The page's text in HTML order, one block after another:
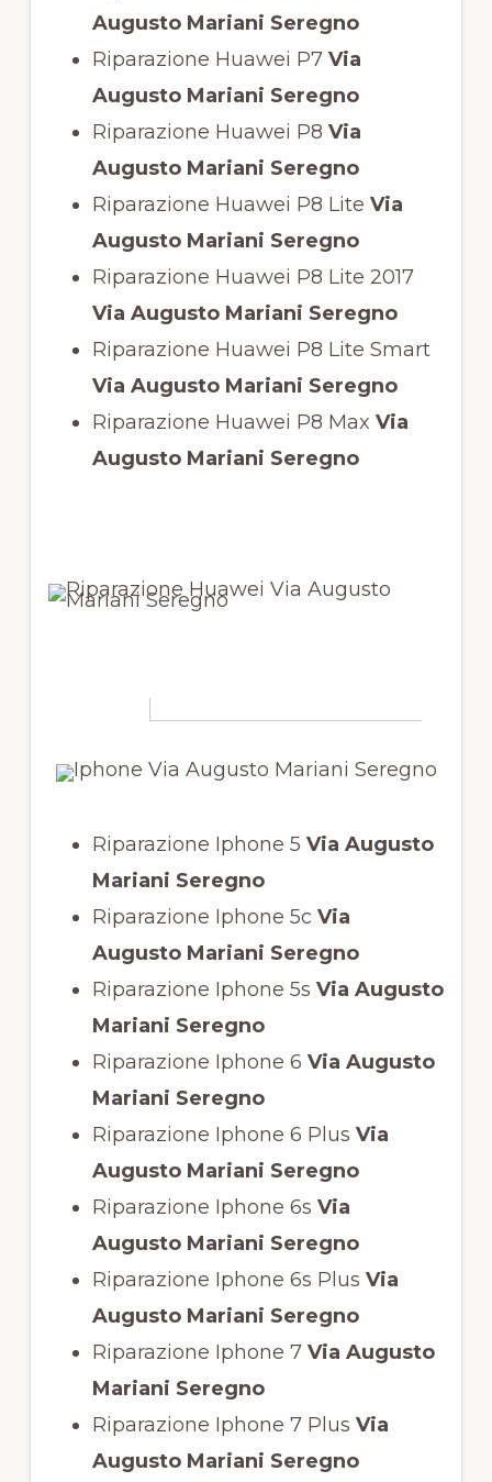
Augusto Mariani Seregno
Riparazione Huawei P7Via
Augusto Mariani Seregno
Riparazione Huawei P8 Via
Augusto Mariani Seregno
Riparazione Huawei P8 Lite Via
Augusto Mariani Seregno
Riparazione Huawei P8 Lite 2017
Via Augusto Mariani Seregno
Riparazione Huawei P8 Lite Smart
Via Augusto Mariani Seregno
Riparazione Huawei P8 Max Via
Augusto Mariani Seregno
Riparazione Iphone 5 Via Augusto
Mariani Seregno
Riparazione Iphone 5c Via
Augusto Mariani Seregno
Riparazione Iphone 5s Via Augusto
Mariani Seregno
Riparazione Iphone 6 Via Augusto
Mariani Seregno
Riparazione Iphone 6 Plus Via
Augusto Mariani Seregno
Riparazione Iphone 6s Via
Augusto Mariani Seregno
Riparazione Iphone 6s Plus Via
Augusto Mariani Seregno
Riparazione Iphone 7Via Augusto
Mariani Seregno
Riparazione Iphone 7 Plus Via
Augusto Mariani Seregno